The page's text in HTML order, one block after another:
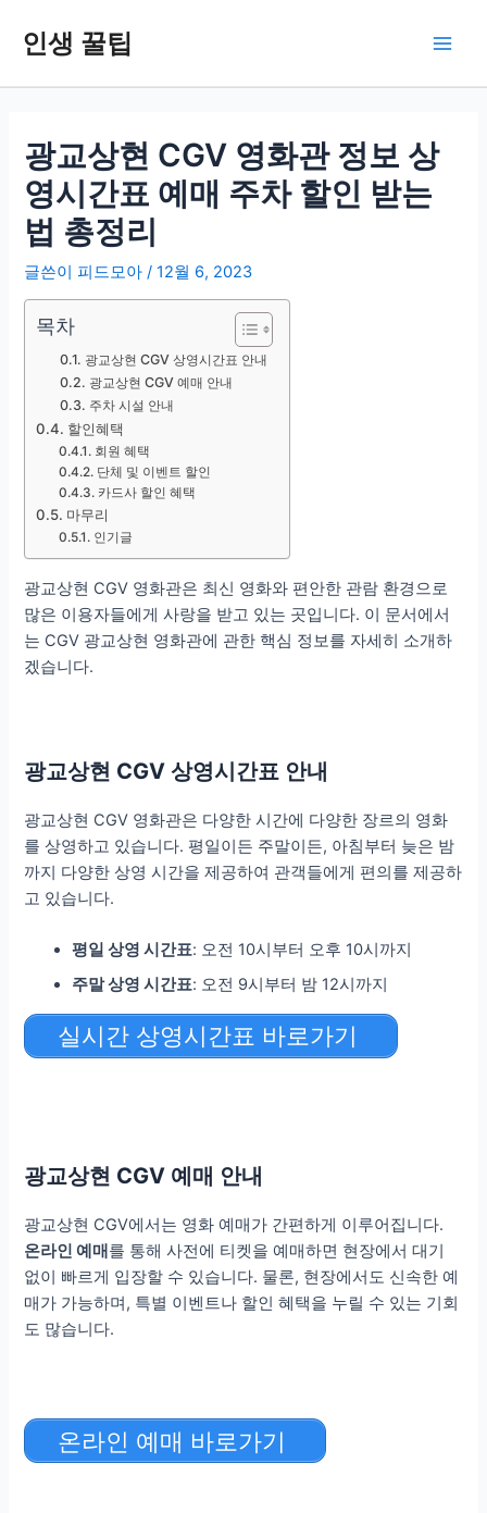
로
인생 꿀팁
광교상현 CGV 영화관 정보 상
영시간표 예매 주차 할인 받는
법 총정리
글쓴이 피드모아/12월 6, 2023
목차
광교상현 CGV 상영시간표 안내
광교상현 CGV 예매 안내
주차 시설 안내
할인혜택
회원 혜택
단체 및 이벤트 할인
카드사 할인 혜택
마무리
인기글
광교상현 CGV 영화관은 최신 영화와 편안한 관람 환경으로
많은 이용자들에게 사랑을 받고 있는 곳입니다. 이 문서에서
는 CGV 광교상현 영화관에 관한 핵심 정보를 자세히 소개하
겠습니다.
광교상현 CGV 상영시간표 안내
광교상현 CGV 영화관은 다양한 시간에 다양한 장르의 영화
를 상영하고 있습니다. 평일이든 주말이든, 아침부터 늦은 밤
까지 다양한 상영 시간을 제공하여 관객들에게 편의를 제공하
고 있습니다.
평일 상영 시간표: 오전 10시부터 오후 10시까지
주말 상영 시간표: 오전 9시부터 밤 12시까지
실시간 상영시간표 바로가기
광교상현 CGV 예매 안내
광교상현 CGV에서는 영화 예매가 간편하게 이루어집니다.
온라인 예매를 통해 사전에 티켓을 예매하면 현장에서 대기
없이 빠르게 입장할 수 있습니다. 물론, 현장에서도 신속한 예
매가 가능하며, 특별 이벤트나 할인 혜택을 누릴 수 있는 기회
도 많습니다.
온라인 예매 바로가기